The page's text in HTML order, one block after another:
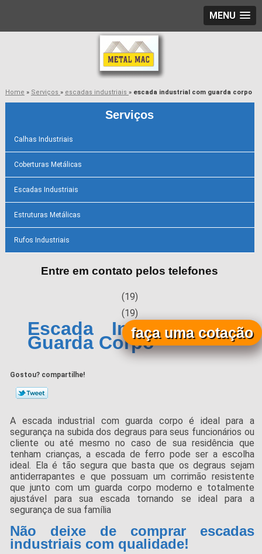
MENU
Home » Serviços » escadas industriais » escada industrial com guarda corpo
Serviços
Calhas Industriais
Coberturas Metálicas
Escadas Industriais
Estruturas Metálicas
Rufos Industriais
Entre em contato pelos telefones
(19)
(19)
Escada Industrial com
Guarda Corpo
Gostou? compartilhe!
A escada industrial com guarda corpo é ideal para a
segurança na subida dos degraus para seus funcionários ou
cliente ou até mesmo no caso de sua residência que
tenham crianças, a escada de ferro pode ser a escolha
ideal. Ela é tão segura que basta que os degraus sejam
antiderrapantes e que possuam um corrimão resistente
que junto com um guarda corpo moderno e totalmente
ajustável para sua escada tornando se ideal para a
segurança de sua família
Não deixe de comprar escadas
industriais com qualidade!
faça uma cotação